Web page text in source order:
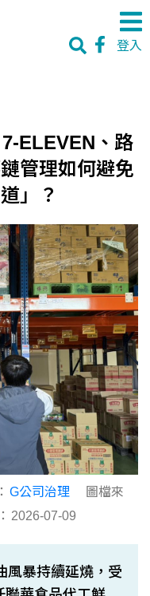
登入
ELEVEN、路
管理如何避免
」？
G公司治理
圖檔來
2026-07-09
風暴持續延燒，受